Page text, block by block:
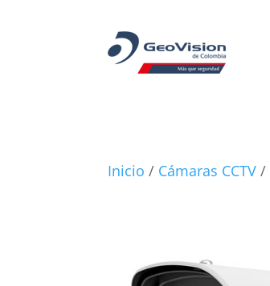
Inicio / Cámaras CCTV /